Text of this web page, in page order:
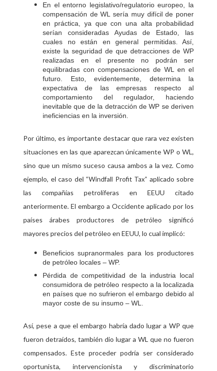
En el entorno legislativo/regulatorio europeo, la
compensación de WL sería muy difícil de poner
en práctica, ya que con una alta probabilidad
serían consideradas Ayudas de Estado, las
cuales no están en general permitidas. Así,
existe la seguridad de que detracciones de WP
realizadas en el presente no podrán ser
equilibradas con compensaciones de WL en el
futuro. Esto, evidentemente, determina la
expectativa de las empresas respecto al
comportamiento del regulador, haciendo
inevitable que de la detracción de WP se deriven
ineficiencias en la inversión.
Por último, es importante destacar que rara vez existen
situaciones en las que aparezcan únicamente WP o WL,
sino que un mismo suceso causa ambos a la vez. Como
ejemplo, el caso del “Windfall Profit Tax” aplicado sobre
las compañías petrolíferas en EEUU citado
anteriormente. El embargo a Occidente aplicado por los
países árabes productores de petróleo significó
mayores precios del petróleo en EEUU, lo cual implicó:
Beneficios supranormales para los productores
de petróleo locales – WP.
Pérdida de competitividad de la industria local
consumidora de petróleo respecto a la localizada
en países que no sufrieron el embargo debido al
mayor coste de su insumo – WL.
Así, pese a que el embargo habría dado lugar a WP que
fueron detraídos, también dio lugar a WL que no fueron
compensados. Este proceder podría ser considerado
oportunista, intervencionista y discriminatorio